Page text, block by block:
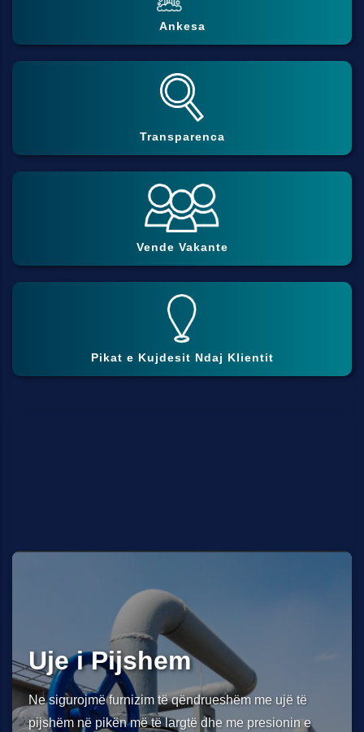
Ankesa
Transparenca
Vende Vakante
Pikat e Kujdesit Ndaj Klientit
Uje i Pijshem
Ne sigurojmë furnizim të qëndrueshëm me ujë të
pijshëm në pikën më të largtë dhe me presionin e